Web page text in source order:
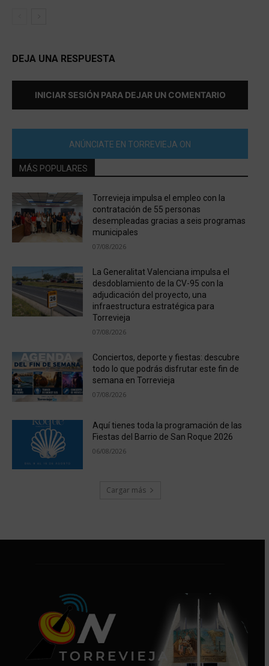
DEJA UNA RESPUESTA
INICIAR SESIÓN PARA DEJAR UN COMENTARIO
ANÚNCIATE EN TORREVIEJA ON
MÁS POPULARES
Torrevieja impulsa el empleo con la
contratación de 55 personas
desempleadas gracias a seis programas
municipales
07/08/2026
La Generalitat Valenciana impulsa el
desdoblamiento de la CV-95 con la
adjudicación del proyecto, una
infraestructura estratégica para
Torrevieja
07/08/2026
Conciertos, deporte y fiestas: descubre
todo lo que podrás disfrutar este fin de
semana en Torrevieja
07/08/2026
Aquí tienes toda la programación de las
Fiestas del Barrio de San Roque 2026
06/08/2026
Cargar más